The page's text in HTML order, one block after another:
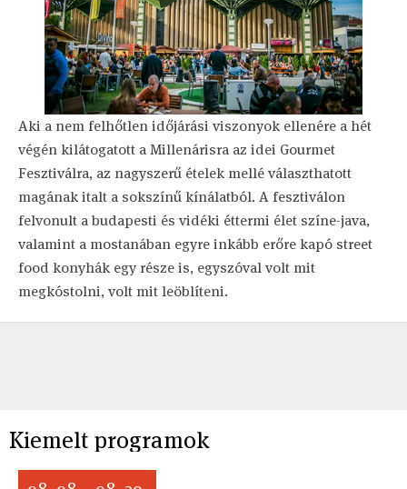
Aki a nem felhőtlen időjárási viszonyok ellenére a hét
végén kilátogatott a Millenárisra az idei Gourmet
Fesztiválra, az nagyszerű ételek mellé választhatott
magának italt a sokszínű kínálatból. A fesztiválon
felvonult a budapesti és vidéki éttermi élet színe-java,
valamint a mostanában egyre inkább erőre kapó street
food konyhák egy része is, egyszóval volt mit
megkóstolni, volt mit leöblíteni.
Kiemelt programok